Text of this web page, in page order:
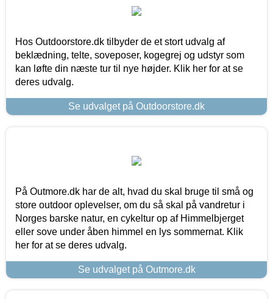
Hos Outdoorstore.dk tilbyder de et stort udvalg af
beklædning, telte, soveposer, kogegrej og udstyr som
kan løfte din næste tur til nye højder. Klik her for at se
deres udvalg.
Se udvalget på Outdoorstore.dk
På Outmore.dk har de alt, hvad du skal bruge til små og
store outdoor oplevelser, om du så skal på vandretur i
Norges barske natur, en cykeltur op af Himmelbjerget
eller sove under åben himmel en lys sommernat. Klik
her for at se deres udvalg.
Se udvalget på Outmore.dk